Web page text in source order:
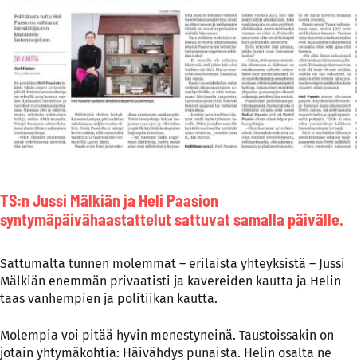
TS:n Jussi Mälkiän ja Heli Paasion
syntymäpäivähaastattelut sattuvat samalla päivälle.
Sattumalta tunnen molemmat – erilaista yhteyksistä – Jussi
Mälkiän enemmän privaatisti ja kavereiden kautta ja Helin
taas vanhempien ja politiikan kautta.
Molempia voi pitää hyvin menestyneinä. Taustoissakin on
jotain yhtymäkohtia: Häivähdys punaista. Helin osalta ne